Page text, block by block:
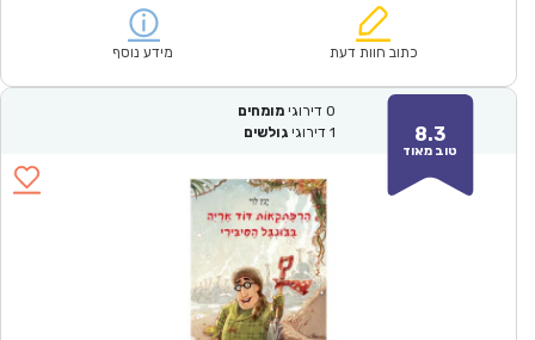
₪64.00.
הוא:
כתוב חוות דעת מידע נוסף
8.3
טוב מאוד
0 דירוגי מומחים
1 דירוגי גולשים